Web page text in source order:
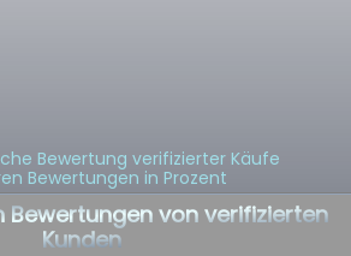
Bewertung verifizierter Käufe
Bewertungen in Prozent
Bewertungen von verifizierten
Kunden